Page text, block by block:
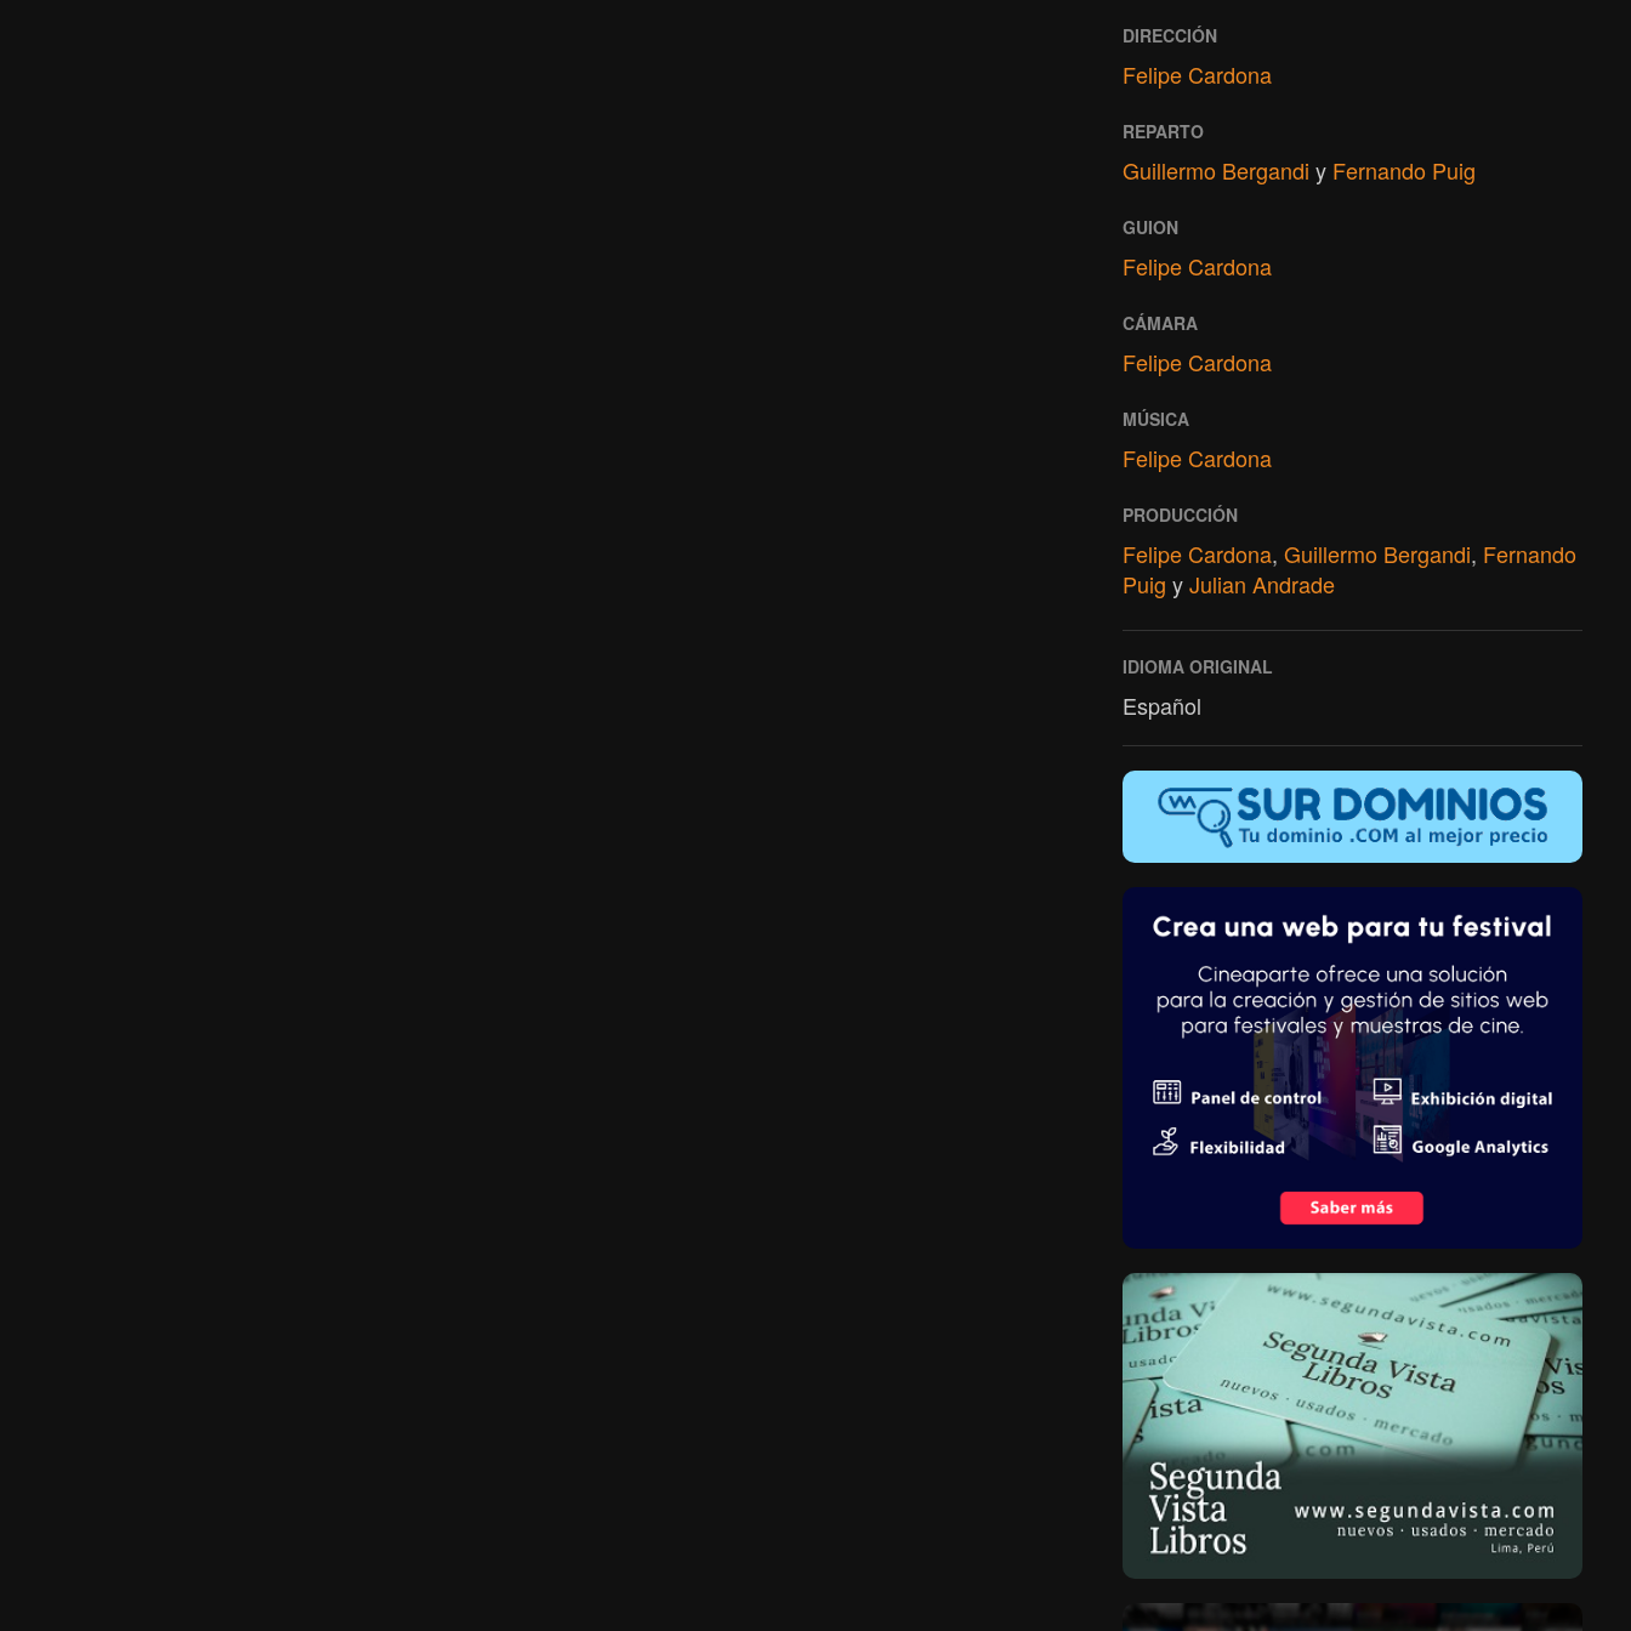
DIRECCIÓN
Felipe Cardona
REPARTO
Guillermo Bergandi y Fernando Puig
GUION
Felipe Cardona
CÁMARA
Felipe Cardona
MÚSICA
Felipe Cardona
PRODUCCIÓN
Felipe Cardona, Guillermo Bergandi, Fernando
Puig yJulian Andrade
IDIOMA ORIGINAL
Español